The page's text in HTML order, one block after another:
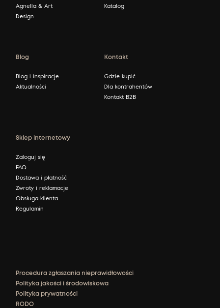
Agnella & Art
Design
Katalog
Blog
Blog i inspiracje
Aktualności
Kontakt
Gdzie kupić
Dla kontrahentów
Kontakt B2B
Sklep internetowy
Zaloguj się
FAQ
Dostawa i płatność
Zwroty i reklamacje
Obsługa klienta
Regulamin
Procedura zgłaszania nieprawidłowości
Polityka jakości i środowiskowa
Polityka prywatności
RODO